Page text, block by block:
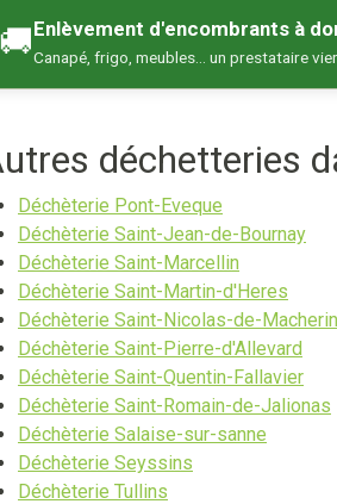
🚚Enlèvement d'encombrants à
Canapé, frigo, meubles… un prestataire
déchetteries
Déchèterie Pont-Eveque
Déchèterie Saint-Jean-de-Bournay
Déchèterie Saint-Marcellin
Déchèterie Saint-Martin-d'Heres
Déchèterie Saint-Nicolas-de-Macherin
Déchèterie Saint-Pierre-d'Allevard
Déchèterie Saint-Quentin-Fallavier
Déchèterie Saint-Romain-de-Jalionas
Déchèterie Salaise-sur-sanne
Déchèterie Seyssins
Déchèterie Tullins